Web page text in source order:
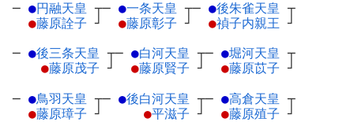
─ ●円融天皇 ┬
●藤原詮子 ┘
─ ●一条天皇 ┬
●藤原彰子 ┘
─ ●後朱雀天皇 ┬
●禎子内親王 ┘
─ ●後三条天皇 ┬
●藤原茂子 ┘
─ ●白河天皇 ┬
●藤原賢子 ┘
─ ●堀河天皇 ┬
●藤原苡子 ┘
─ ●鳥羽天皇 ┬
●藤原璋子 ┘
─ ●後白河天皇 ┬
●平滋子 ┘
─ ●高倉天皇 ┬
●藤原殖子 ┘